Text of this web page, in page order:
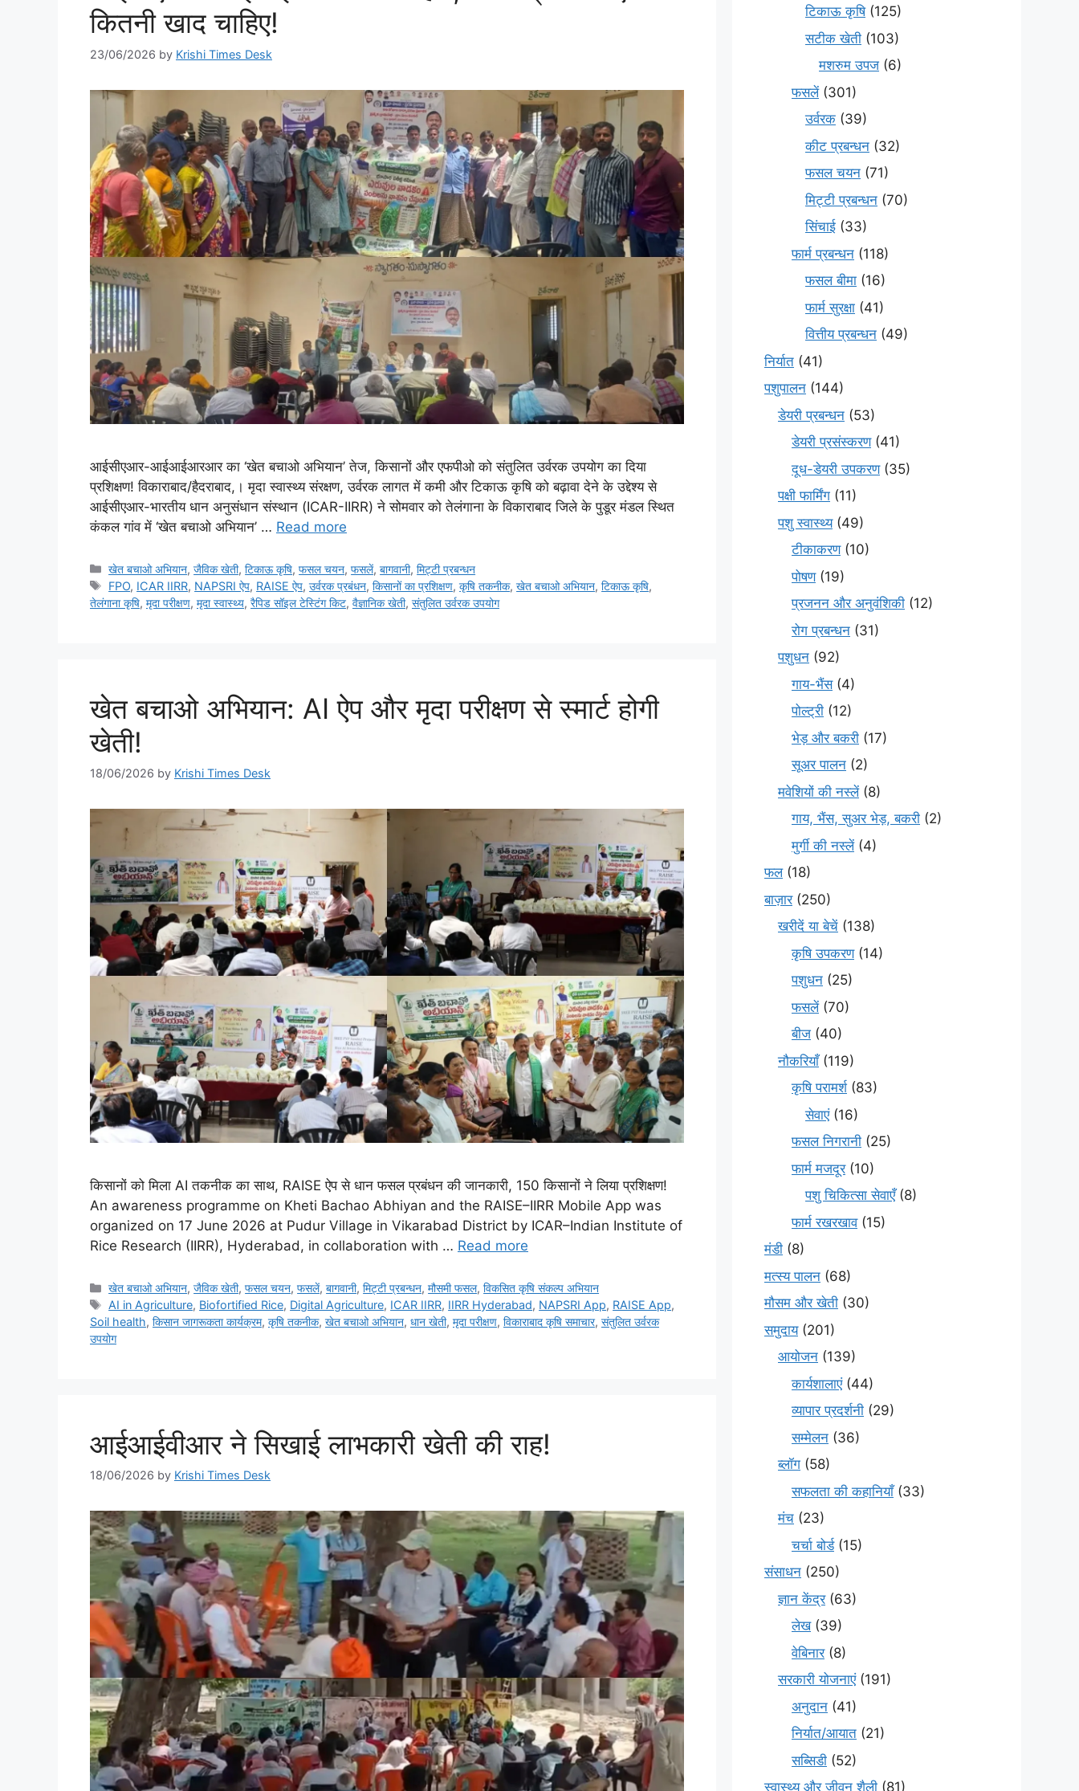
कितनी खाद चाहिए!
23/06/2026 by Krishi Times Desk
आईसीएआर-आईआईआरआर का ‘खेत बचाओ अभियान’ तेज, किसानों और एफपीओ को संतुलित उर्वरक उपयोग का दिया
प्रशिक्षण! विकाराबाद/हैदराबाद,। मृदा स्वास्थ्य संरक्षण, उर्वरक लागत में कमी और टिकाऊ कृषि को बढ़ावा देने के उद्देश्य से
आईसीएआर-भारतीय धान अनुसंधान संस्थान (ICAR-IIRR) ने सोमवार को तेलंगाना के विकाराबाद जिले के पुडूर मंडल स्थित
कंकल गांव में ‘खेत बचाओ अभियान’ … Read more
खेत बचाओ अभियान,जैविक खेती,टिकाऊ कृषि,फसल चयन,फसलें,बागवानी,मि‌ट्टी प्रबन्धन
FPO, ICAR IIRR, NAPSRI ऐप, RAISE ऐप,उर्वरक प्रबंधन,किसानों का प्रशिक्षण,कृषि तकनीक,खेत बचाओ अभियान,टिकाऊ कृषि,
तेलंगाना कृषि, मृदा परीक्षण, मृदा स्वास्थ्य, रैपिड सॉइल टेस्टिंग किट, वैज्ञानिक खेती, संतुलित उर्वरक उपयोग
खेत बचाओ अभियान: AI ऐप और मृदा परीक्षण से स्मार्ट होगी
खेती!
18/06/2026 by Krishi Times Desk
किसानों को मिला AI तकनीक का साथ, RAISE ऐप से धान फसल प्रबंधन की जानकारी, 150 किसानों ने लिया प्रशिक्षण!
An awareness programme on Kheti Bachao Abhiyan and the RAISE–IIRR Mobile App was
organized on 17 June 2026 at Pudur Village in Vikarabad District by ICAR–Indian Institute of
Rice Research (IIRR), Hyderabad, in collaboration with … Read more
खेत बचाओ अभियान,जैविक खेती,फसल चयन,फसलें,बागवानी,मि‌ट्टी प्रबन्धन,मौसमी फसल,विकसित कृषि संकल्प अभियान
AI in Agriculture, Biofortified Rice, Digital Agriculture, ICAR IIRR, IIRR Hyderabad, NAPSRI App, RAISE App,
Soil health, किसान जागरूकता कार्यक्रम, कृषि तकनीक, खेत बचाओ अभियान, धान खेती, मृदा परीक्षण, विकाराबाद कृषि समाचार, संतुलित उर्वरक
उपयोग
आईआईवीआर ने सिखाई लाभकारी खेती की राह!
18/06/2026 by Krishi Times Desk
टिकाऊ कृषि(125)
सटीक खेती (103)
मशरुम उपज (6)
फसलें(301)
उर्वरक (39)
कीट प्रबन्धन (32)
फसल चयन (71)
मि‌ट्टी प्रबन्धन (70)
सिंचाई (33)
फार्म प्रबन्धन (118)
फसल बीमा (16)
फार्म सुरक्षा (41)
वित्तीय प्रबन्धन (49)
निर्यात (41)
पशुपालन (144)
डेयरी प्रबन्धन (53)
डेयरी प्रसंस्करण(41)
दूध-डेयरी उपकरण(35)
पक्षी फार्मिंग (11)
पशु स्वास्थ्य(49)
टीकाकरण(10)
पोषण(19)
प्रजनन और अनुवंशिकी (12)
रोग प्रबन्धन (31)
पशुधन (92)
गाय-भैंस(4)
पोल्ट्री (12)
भेड़ और बकरी (17)
सूअर पालन (2)
मवेशियों की नस्लें(8)
गाय, भैंस, सुअर भेड़, बकरी (2)
मुर्गी की नस्लें(4)
फल(18)
बाज़ार(250)
खरीदें या बेचें (138)
कृषि उपकरण(14)
पशुधन (25)
फसलें(70)
बीज (40)
नौकरियाँ(119)
कृषि परामर्श(83)
सेवाएं(16)
फसल निगरानी (25)
फार्म मजदूर(10)
पशु चिकित्सा सेवाएँ(8)
फार्म रखरखाव(15)
मंडी (8)
मत्स्य पालन (68)
मौसम और खेती (30)
समुदाय(201)
आयोजन (139)
कार्यशालाएं(44)
व्यापार प्रदर्शनी (29)
सम्मेलन (36)
ब्लॉग (58)
सफलता की कहानियाँ(33)
मंच (23)
चर्चा बोर्ड(15)
संसाधन (250)
ज्ञान केंद्र(63)
लेख(39)
वेबिनार(8)
सरकारी योजनाएं(191)
अनुदान (41)
निर्यात/आयात (21)
सब्सिडी (52)
स्वास्थ्य और जीवन शैली (81)